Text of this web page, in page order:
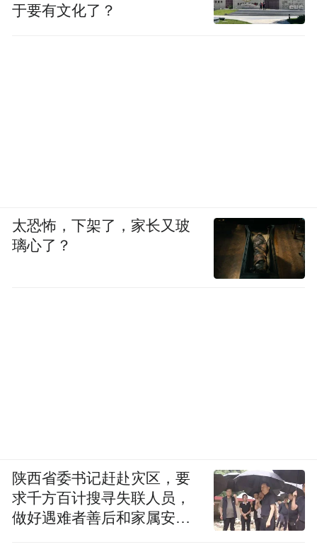
于要有文化了？
太恐怖，下架了，家长又玻
璃心了？
陕西省委书记赶赴灾区，要
求千方百计搜寻失联人员，
做好遇难者善后和家属安抚